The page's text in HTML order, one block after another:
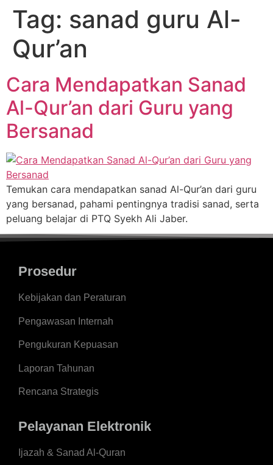
Tag: sanad guru Al-
Qur’an
Cara Mendapatkan Sanad
Al-Qur’an dari Guru yang
Bersanad
Temukan cara mendapatkan sanad Al-Qur’an dari guru
yang bersanad, pahami pentingnya tradisi sanad, serta
peluang belajar di PTQ Syekh Ali Jaber.
Prosedur
Kebijakan dan Peraturan
Pengawasan Internah
Pengukuran Kepuasan
Laporan Tahunan
Rencana Strategis
Pelayanan Elektronik
Ijazah & Sanad Al-Quran